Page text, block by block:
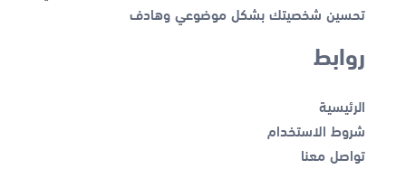
تحسين شخصيتك بشكل موضوعي وهادف
روابط
الرئيسية
شروط الاستخدام
تواصل معنا